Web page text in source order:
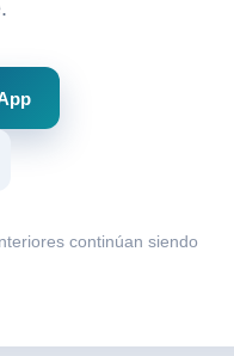
continúan siendo